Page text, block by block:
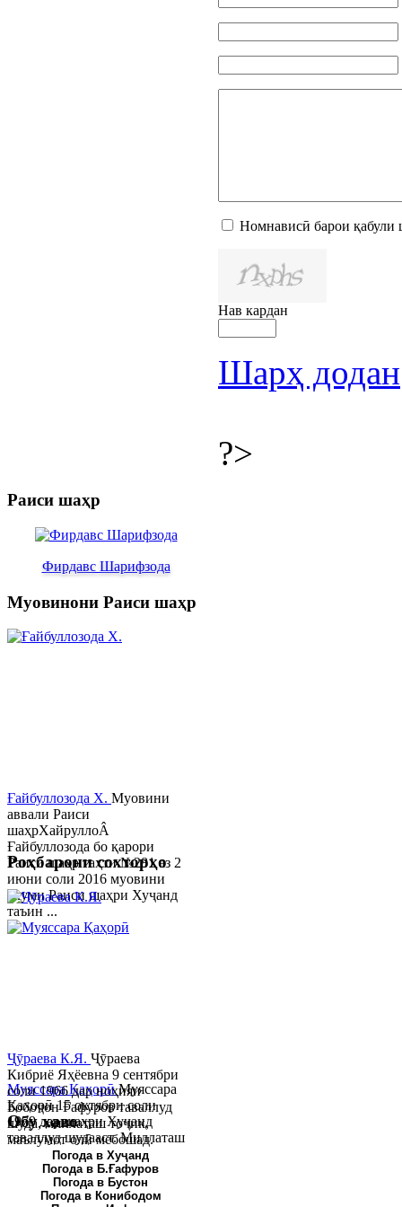
Номнависӣ барои қабули
Нав кардан
Шарҳ додан
?>
Раиси шаҳр
Фирдавс Шарифзода
Муовинони Раиси шаҳр
Ғайбуллозода Х. Муовини
аввали Раиси
шаҳрХайруллоÂ
Ғайбуллозода бо қарори
Раиси шаҳр таҳти №281 аз 2
июни соли 2016 муовини
якуми Раиси шаҳри Хуҷанд
таъин ...
Муяссара ҚаҳорӣМуяссара
Қаҳорӣ 15 октябри соли
1979 дар шаҳри Хуҷанд
таваллуд шудааст. Миллаташ
тоҷик. Маълумот олӣ. Соли
2002 Донишгоҳи давлатии
Хуҷанд ба...
Роҳбарони сохторҳо
Ҷӯраева К.Я. Ҷӯраева
Кибриё Яҳёевна 9 сентябри
соли 1966 дар ноҳияи
Бобоҷон Ғафуров таваллуд
шуда, миллаташ тоҷик,
маълумот олӣ мебошад.
Соли 1997 Донишг...
Обу хаво
Погода в Хуҷанд
Погода в Б.Ғафуров
Погода в Бустон
Погода в Конибодом